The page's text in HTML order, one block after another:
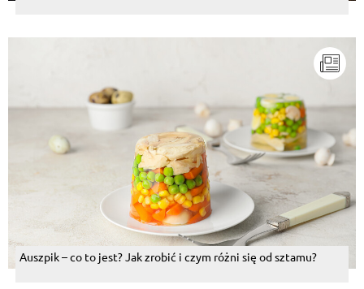
Auszpik – co to jest? Jak zrobić i czym różni się od sztamu?